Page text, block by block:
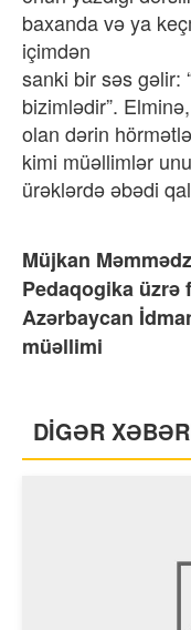
baxanda və ya
içimdən
sanki bir səs gəlir:
bizimlədir”.
olan dərin
kimi müəllimlər
ürəklərdə əbədi
Müjkan
Pedaqogika üzrə
Azərbaycan
müəllimi
DİGƏR